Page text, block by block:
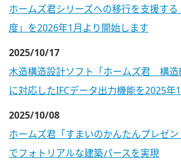
ホームズ君シリーズへの移行を支援す
度」を2026年1月より開始します
2025/10/17
木造構造設計ソフト「ホームズ君 構造
に対応したIFCデータ出力機能を2025年
2025/10/08
ホームズ君「すまいのかんたんプレゼ
でフォトリアルな建築パースを実現